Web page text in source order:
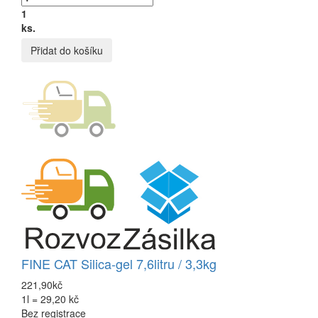
1
ks.
Přidat do košíku
FINE CAT Silica-gel 7,6litru / 3,3kg
221,90kč
1l = 29,20 kč
Bez registrace